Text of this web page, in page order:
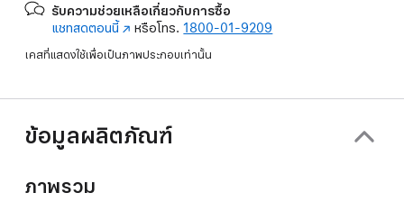
รับความช่วยเหลือเกี่ยวกับการซื้อ
แชทสดตอนนี้(เปิด
หน้าต่าง
หรือโทร. 1800-01-9209
เคสที่แสดงใช้เพื่อเป็นภาพประกอบเท่านั้น
ข้อมูลผลิตภัณฑ์
ภาพรวม